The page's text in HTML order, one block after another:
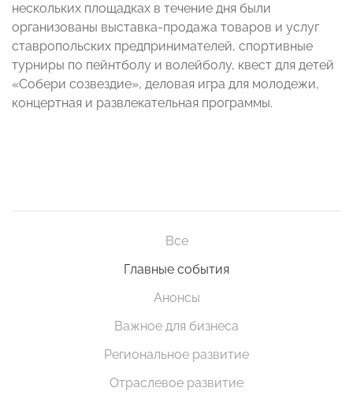
нескольких площадках в течение дня были
организованы выставка-продажа товаров и услуг
ставропольских предпринимателей, спортивные
турниры по пейнтболу и волейболу, квест для детей
«Собери созвездие», деловая игра для молодежи,
концертная и развлекательная программы.
Все
Главные события
Анонсы
Важное для бизнеса
Региональное развитие
Отраслевое развитие